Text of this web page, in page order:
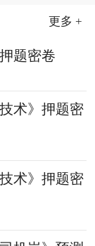
更多 +
题密卷
术》押题密
术》押题密